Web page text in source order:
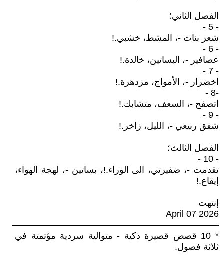
الفصل الثاني؛
- 5 -
شعر بنات -، المشط، خشبي.!
- 6 -
عصافير -، البساتين، خالدة.!
- 7 -
اخضرار -، الأمواج، مزدهرة.!
-8 -
اتصفح -، السعف، متشابك.!
- 9 -
شفق ربيعي -، الليل، زاخر.!
الفصل الثالث؛
- 10 -
تقدمت -، ضفيرتي، الى الوراء.!، بساتين -، لهجة الهواء،
إيقاع.!
إنتهت
April 07 2026
———————————————————————
* 10 قصص قصيرة ذكية - متوالية سردية مؤتمتة في
ثلاثة فصول.